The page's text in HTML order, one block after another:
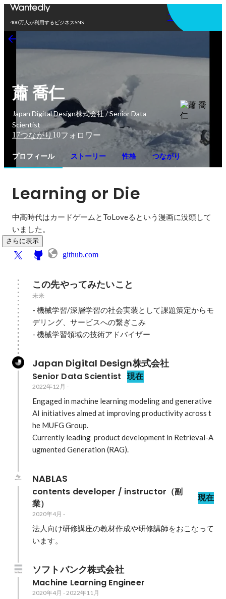
400万人が利用するビジネスSNS
アプリを使う
蕭 喬仁
Japan Digital Design株式会社 / Senior Data
Scientist
17つながり 10フォロワー
プロフィール ストーリー 性格 つながり
Learning or Die
中高時代はカードゲームとToLoveるという漫画に没頭して
いました。
さらに表示
github.com
この先やってみたいこと
未来
- 機械学習/深層学習の社会実装として課題策定からモ
デリング、サービスへの繋ぎこみ
- 機械学習領域の技術アドバイザー
Japan Digital Design株式会社
Senior Data Scientist 現在
2022年12月 -
Engaged in machine learning modeling and generative
AI initiatives aimed at improving productivity across t
he MUFG Group.
Currently leading  product development in Retrieval-A
ugmented Generation (RAG).
NABLAS
contents developer / instructor（副
業）
現在
2020年4月 -
法人向け研修講座の教材作成や研修講師をおこなって
います。
ソフトバンク株式会社
Machine Learning Engineer
2020年4月 -2022年11月